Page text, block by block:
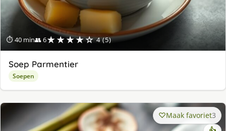
⏱ 40 min👥 6★★★★☆ 4 (5)
Soep Parmentier
Soepen
Maak favoriet3